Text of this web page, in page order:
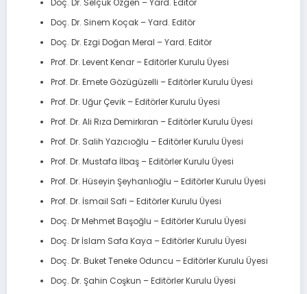
Doç. Dr. Selçuk Özgen – Yard. Editör
Doç. Dr. Sinem Koçak – Yard. Editör
Doç. Dr. Ezgi Doğan Meral – Yard. Editör
Prof. Dr. Levent Kenar – Editörler Kurulu Üyesi
Prof. Dr. Emete Gözügüzelli – Editörler Kurulu Üyesi
Prof. Dr. Uğur Çevik – Editörler Kurulu Üyesi
Prof. Dr. Ali Rıza Demirkıran – Editörler Kurulu Üyesi
Prof. Dr. Salih Yazıcıoğlu – Editörler Kurulu Üyesi
Prof. Dr. Mustafa İlbaş – Editörler Kurulu Üyesi
Prof. Dr. Hüseyin Şeyhanlıoğlu – Editörler Kurulu Üyesi
Prof. Dr. İsmail Safi – Editörler Kurulu Üyesi
Doç. Dr Mehmet Başoğlu – Editörler Kurulu Üyesi
Doç. Dr İslam Safa Kaya – Editörler Kurulu Üyesi
Doç. Dr. Buket Teneke Oduncu – Editörler Kurulu Üyesi
Doç. Dr. Şahin Coşkun – Editörler Kurulu Üyesi